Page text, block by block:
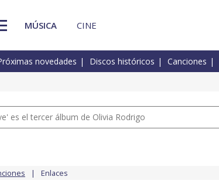
MÚSICA CINE
novedades Discos históricos Canciones
es el tercer álbum de Olivia Rodrigo
Enlaces